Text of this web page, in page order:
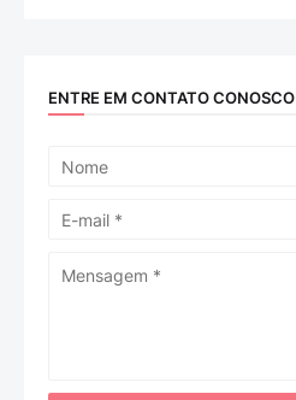
ENTRE EM CONTATO CONOSCO